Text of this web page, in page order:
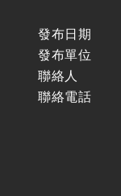
發布日期
發布單位
聯絡人
聯絡電話